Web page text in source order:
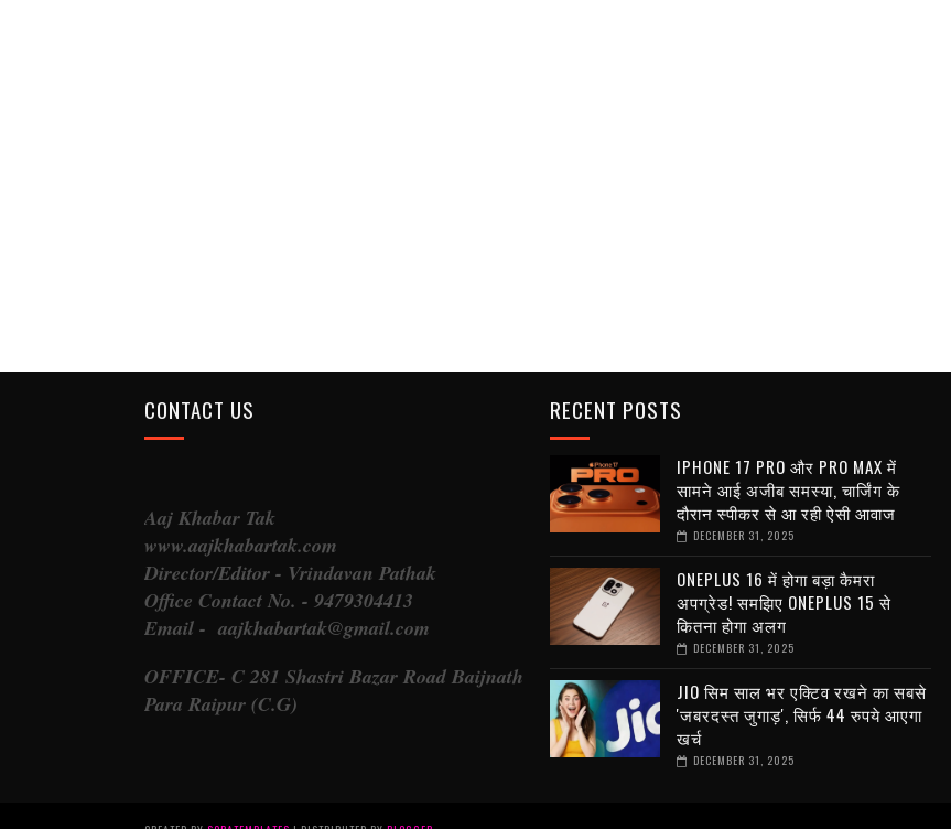
CONTACT US
Aaj Khabar Tak
www.aajkhabartak.com
Director/Editor - Vrindavan Pathak
Office Contact No. - 9479304413
Email - aajkhabartak@gmail.com
OFFICE- C 281 Shastri Bazar Road Baijnath
Para Raipur (C.G)
RECENT POSTS
IPHONE 17 PRO और PRO MAX में
सामने आई अजीब समस्या, चार्जिंग के
दौरान स्पीकर से आ रही ऐसी आवाज
DECEMBER 31, 2025
ONEPLUS 16 में होगा बड़ा कैमरा
अपग्रेड! समझिए ONEPLUS 15 से
कितना होगा अलग
DECEMBER 31, 2025
JIO सिम साल भर एक्टिव रखने का सबसे
'जबरदस्त जुगाड़', सिर्फ 44 रुपये आएगा
खर्च
DECEMBER 31, 2025